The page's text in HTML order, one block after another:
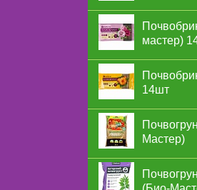
мастер)
14шт
Мастер)